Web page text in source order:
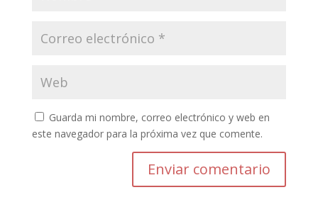
Guarda mi nombre, correo electrónico y web en
este navegador para la próxima vez que comente.
Enviar comentario